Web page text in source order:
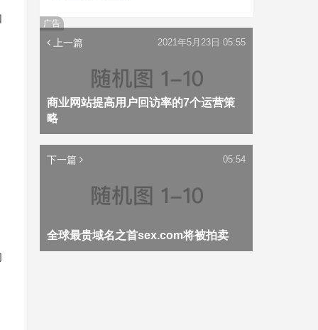
广告
上一篇
商业网站提高用户回访率的7个运营策
略
2021年5月23日 05:55
下一篇
全球最贵域名之首sex.com将被拍卖
05:54